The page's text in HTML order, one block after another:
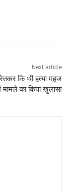
Next article
कि थी हत्या महज
का किया खुलासा